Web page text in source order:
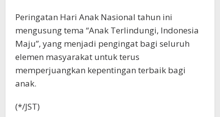
Peringatan Hari Anak Nasional tahun ini
mengusung tema “Anak Terlindungi, Indonesia
Maju”, yang menjadi pengingat bagi seluruh
elemen masyarakat untuk terus
memperjuangkan kepentingan terbaik bagi
anak.
(*/JST)